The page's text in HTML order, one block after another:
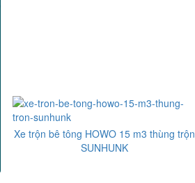
Xe trộn bê tông HOWO 15 m3 thùng trộn
SUNHUNK